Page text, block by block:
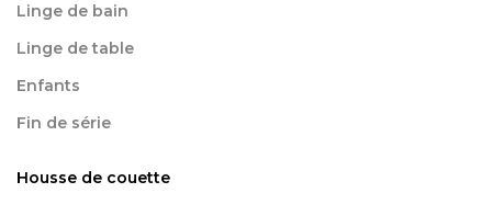
Linge de bain
Linge de table
Enfants
Fin de série
Housse de couette